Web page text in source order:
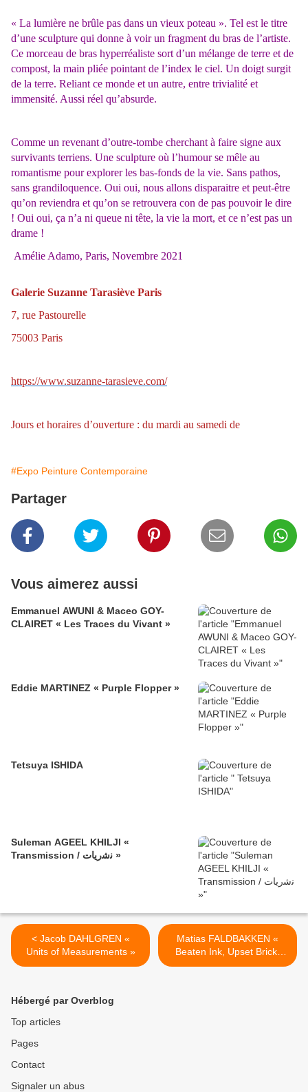
« La lumière ne brûle pas dans un vieux poteau ». Tel est le titre
d’une sculpture qui donne à voir un fragment du bras de l’artiste.
Ce morceau de bras hyperréaliste sort d’un mélange de terre et de
compost, la main pliée pointant de l’index le ciel. Un doigt surgit
de la terre. Reliant ce monde et un autre, entre trivialité et
immensité. Aussi réel qu’absurde.
Comme un revenant d’outre-tombe cherchant à faire signe aux
survivants terriens. Une sculpture où l’humour se mêle au
romantisme pour explorer les bas-fonds de la vie. Sans pathos,
sans grandiloquence. Oui oui, nous allons disparaitre et peut-être
qu’on reviendra et qu’on se retrouvera con de pas pouvoir le dire
! Oui oui, ça n’a ni queue ni tête, la vie la mort, et ce n’est pas un
drame !
Amélie Adamo, Paris, Novembre 2021
Galerie Suzanne Tarasiève Paris
7, rue Pastourelle
75003 Paris
https://www.suzanne-tarasieve.com/
Jours et horaires d’ouverture : du mardi au samedi de
#Expo Peinture Contemporaine
Partager
Vous aimerez aussi
Emmanuel AWUNI & Maceo GOY-
CLAIRET « Les Traces du Vivant »
Eddie MARTINEZ « Purple Flopper »
Tetsuya ISHIDA
Suleman AGEEL KHILJI «
Transmission / ﻧﺷرﯾﺎت »
< Jacob DAHLGREN «
Units of Measurements »
Matias FALDBAKKEN «
Beaten Ink, Upset Brick,
Downcast Charcoal » >
Hébergé par Overblog
Top articles
Pages
Contact
Signaler un abus